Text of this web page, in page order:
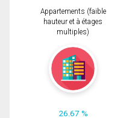
Appartements (faible
hauteur et à étages
multiples)
26.67 %